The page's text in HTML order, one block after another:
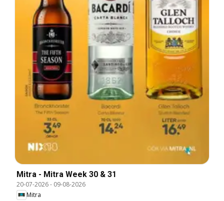
Mitra - Mitra Week 30 & 31
20-07-2026- 09-08-2026
Mitra